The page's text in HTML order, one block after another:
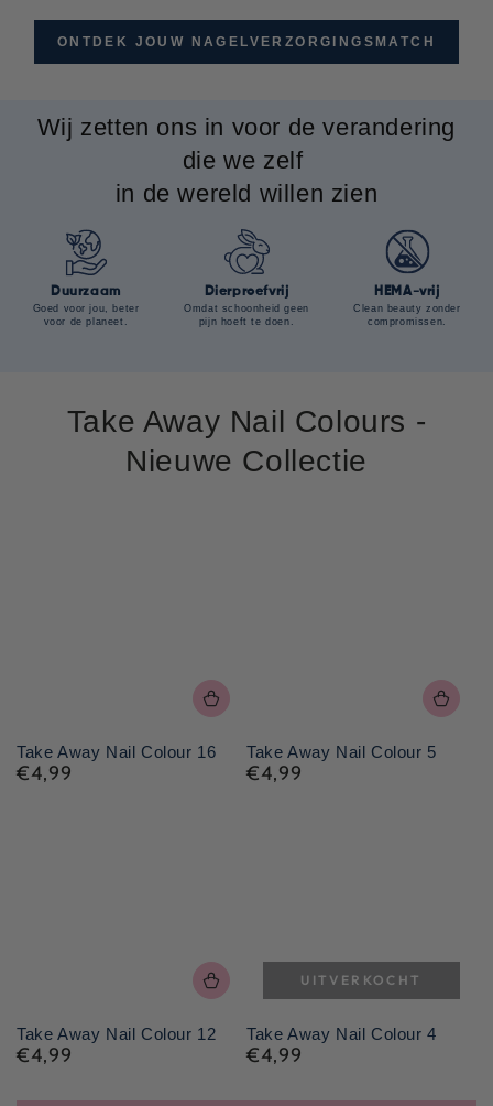
ONTDEK JOUW NAGELVERZORGINGSMATCH
Wij zetten ons in voor de verandering
die we zelf
in de wereld willen zien
Duurzaam
Goed voor jou, beter
voor de planeet.
Dierproefvrij
Omdat schoonheid geen
pijn hoeft te doen.
HEMA-vrij
Clean beauty zonder
compromissen.
Take Away Nail Colours -
Nieuwe Collectie
Take Away Nail Colour 16
Normale
€4,99
Take Away Nail Colour 5
Normale
€4,99
Take Away Nail Colour 12
Normale
€4,99
Take Away Nail Colour 4
Normale
€4,99
UITVERKOCHT